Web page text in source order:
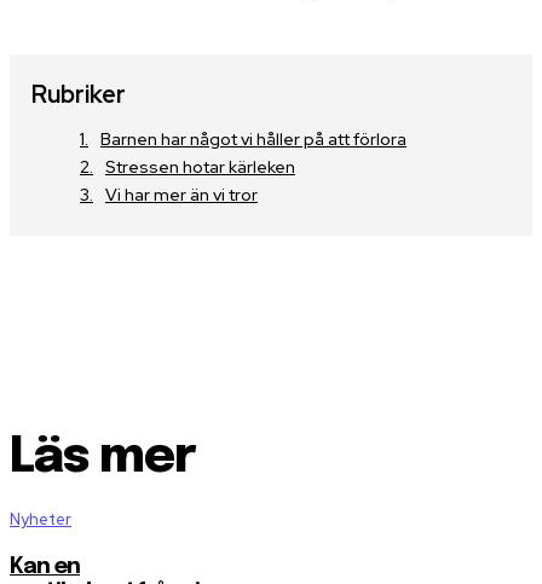
Rubriker
Barnen har något vi håller på att förlora
Stressen hotar kärleken
Vi har mer än vi tror
Läs mer
Nyheter
Kan en